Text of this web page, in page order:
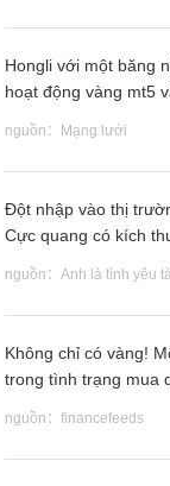
Hongli với một băng
hoạt động vàng mt5
nguồn：Mạng lưới
Đột nhập vào thị
Cực quang có kích
nguồn：Anh là tình yêu
Không chỉ có vàng!
trong tình trạng mua
nguồn：financefeeds